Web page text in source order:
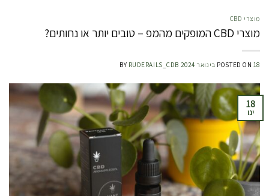
מוצרי CBD
מוצרי CBD המופקים מהמפ – טובים יותר או נחותים?
POSTED ON 18 בינואר 2024 BY RUDERAILS_CDB
18
ינו